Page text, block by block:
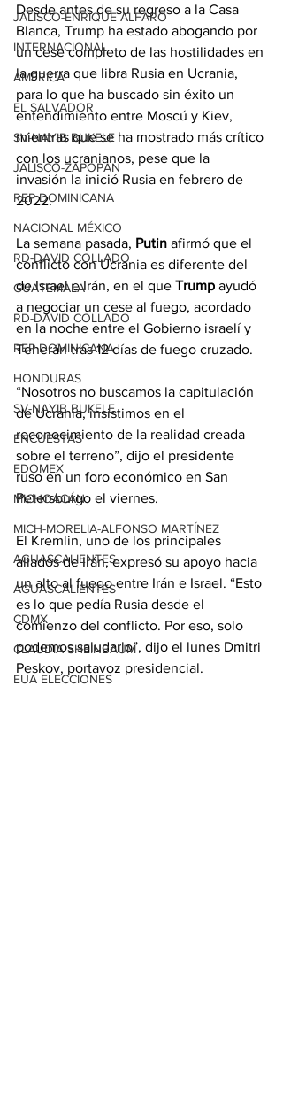
JALISCO-ENRIQUE ALFARO
INTERNACIONAL
AMÉRICA
EL SALVADOR
SV-NAYIB BUKELE
JALISCO-ZAPOPAN
REP DOMINICANA
NACIONAL MÉXICO
RD-DAVID COLLADO
GUATEMALA
RD-DAVID COLLADO
REP DOMINICANA
HONDURAS
SV-NAYIB BUKELE
ENCUESTAS
EDOMEX
MICHOACÁN
MICH-MORELIA-ALFONSO MARTÍNEZ
AGUASCALIENTES
AGUASCALIENTES
CDMX
CLAUDIA SHEINBAUM
EUA ELECCIONES
Desde antes de su regreso a la Casa
Blanca, Trump ha estado abogando por
un cese completo de las hostilidades en
la guerra que libra Rusia en Ucrania,
para lo que ha buscado sin éxito un
entendimiento entre Moscú y Kiev,
mientras que se ha mostrado más crítico
con los ucranianos, pese que la
invasión la inició Rusia en febrero de
2022.
La semana pasada, Putin afirmó que el
conflicto con Ucrania es diferente del
de Israel e Irán, en el que Trump ayudó
a negociar un cese al fuego, acordado
en la noche entre el Gobierno israelí y
Teherán tras 12 días de fuego cruzado.
“Nosotros no buscamos la capitulación
de Ucrania, insistimos en el
reconocimiento de la realidad creada
sobre el terreno”, dijo el presidente
ruso en un foro económico en San
Petersburgo el viernes.
El Kremlin, uno de los principales
aliados de Irán, expresó su apoyo hacia
un alto al fuego entre Irán e Israel. “Esto
es lo que pedía Rusia desde el
comienzo del conflicto. Por eso, solo
podemos saludarlo”, dijo el lunes Dmitri
Peskov, portavoz presidencial.